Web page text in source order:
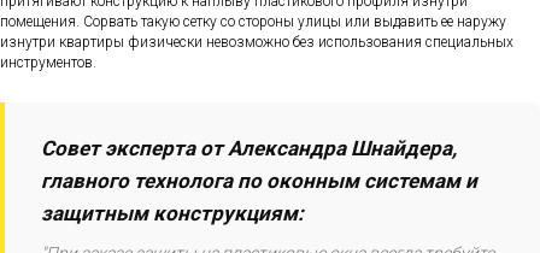
помещения. Сорвать такую сетку со стороны улицы или выдавить ее наружу
изнутри квартиры физически невозможно без использования специальных
инструментов.
Совет эксперта от Александра Шнайдера,
главного технолога по оконным системам и
защитным конструкциям: